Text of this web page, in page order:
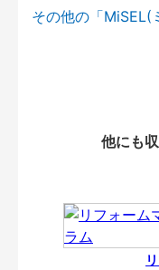
その他の「MiSEL(
他にも